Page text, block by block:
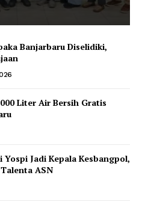
Banjarbaru Diselidiki,
Liter Air Bersih Gratis
Jadi Kepala Kesbangpol,
ASN